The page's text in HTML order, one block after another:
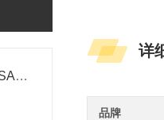
小鼠干扰素γ（IFNγ）ELISA试剂盒
详
品牌